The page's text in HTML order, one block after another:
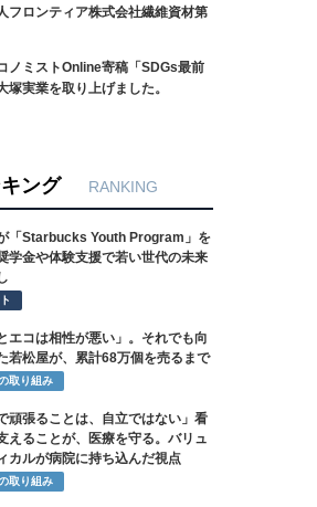
フロンティア株式会社繊維資材第
ノミストOnline寄稿「SDGs最前
塚実業を取り上げました。
ング RANKING
「Starbucks Youth Program」を
金や体験支援で若い世代の未来
エコは相性が悪い」。それでも向
若松屋が、累計68万個を売るまで
取り組み
頑張ることは、自立ではない」看
えることが、医療を守る。バリュ
カルが病院に持ち込んだ視点
取り組み